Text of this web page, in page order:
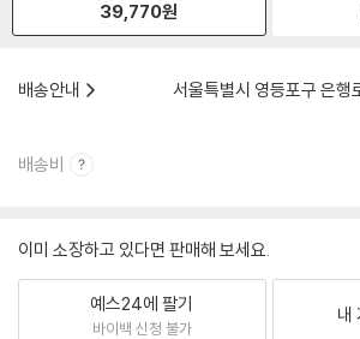
39,770원
배송안내
서울특별시 영등포구 은행
배송비
이미 소장하고 있다면 판매해 보세요.
예스24에 팔기
바이백 신청 불가
내